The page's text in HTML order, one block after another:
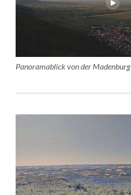
Panoramablick von der Madenburg